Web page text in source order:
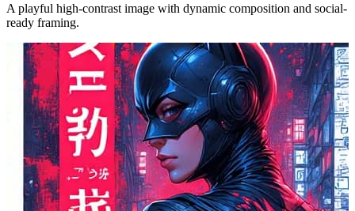
A playful high-contrast image with dynamic composition and social-
ready framing.